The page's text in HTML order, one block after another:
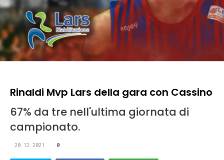
Rinaldi Mvp Lars della gara con Cassino
67% da tre nell'ultima giornata di
campionato.
20.12.2021 0